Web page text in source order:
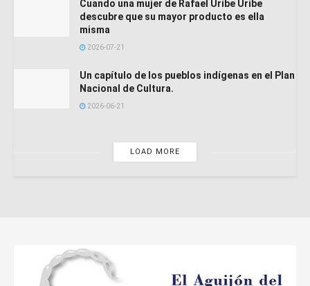
Cuando una mujer de Rafael Uribe Uribe
descubre que su mayor producto es ella
misma
2026-07-21
Un capítulo de los pueblos indígenas en el Plan
Nacional de Cultura.
2026-06-21
LOAD MORE